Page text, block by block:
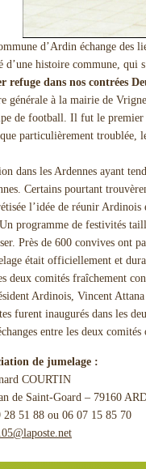
d’Ardin échange des
d’une histoire commune, qui
refuge dans nos contrées
générale à la mairie de
de football. Il fut le
particulièrement
dans les Ardennes ayant
Certains pourtant
l’idée de réunir
programme de festivités
Près de 600 convives ont
était officiellement et
deux comités fraîchement
Ardinois, Vincent
furent inaugurés dans les
entre les deux
de jumelage :
COURTIN
de Saint-Goard – 79160
28 51 88 ou 06 07 15 85 70